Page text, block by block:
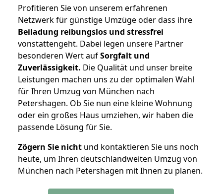
Profitieren Sie von unserem erfahrenen
Netzwerk für günstige Umzüge oder dass ihre
Beiladung reibungslos und stressfrei
vonstattengeht. Dabei legen unsere Partner
besonderen Wert aufSorgfalt und
Zuverlässigkeit. Die Qualität und unser breite
Leistungen machen uns zu der optimalen Wahl
für Ihren Umzug von München nach
Petershagen. Ob Sie nun eine kleine Wohnung
oder ein großes Haus umziehen, wir haben die
passende Lösung für Sie.
Zögern Sie nicht und kontaktieren Sie uns noch
heute, um Ihren deutschlandweiten Umzug von
München nach Petershagen mit Ihnen zu planen.